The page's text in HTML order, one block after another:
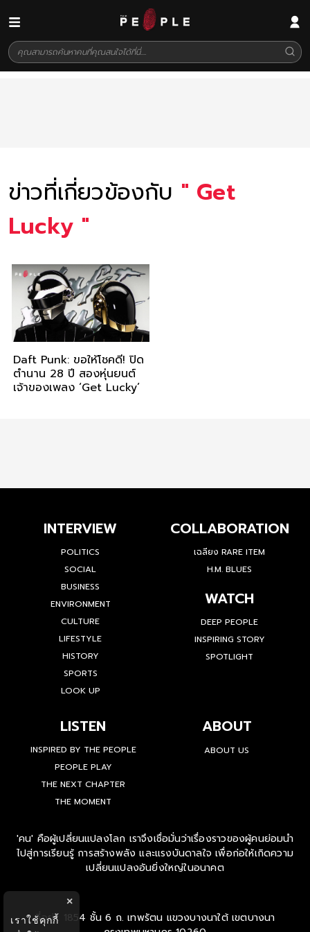
ข่าวที่เกี่ยวข้องกับ " Get
Lucky "
Daft Punk: ขอให้โชคดี! ปิด
ตำนาน 28 ปี สองหุ่นยนต์
เจ้าของเพลง ‘Get Lucky’
INTERVIEW
POLITICS
SOCIAL
BUSINESS
ENVIRONMENT
CULTURE
LIFESTYLE
HISTORY
SPORTS
LOOK UP
COLLABORATION
เฉลียง RARE ITEM
H.M. BLUES
WATCH
DEEP PEOPLE
INSPIRING STORY
SPOTLIGHT
LISTEN
INSPIRED BY THE PEOPLE
PEOPLE PLAY
THE NEXT CHAPTER
THE MOMENT
ABOUT
ABOUT US
'คน' คือผู้เปลี่ยนแปลงโลก เราจึงเชื่อมั่นว่าเรื่องราวของผู้คนย่อมนำ
ไปสู่การเรียนรู้ การสร้างพลัง และแรงบันดาลใจ เพื่อก่อให้เกิดความ
เปลี่ยนแปลงอันยิ่งใหญ่ในอนาคต
ที่อยู่ : 1854 ชั้น 6 ถ. เทพรัตน แขวงบางนาใต้ เขตบางนา
×
เราใช้คุกกี้